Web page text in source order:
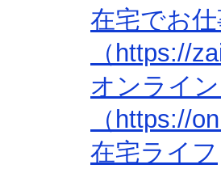
在宅でお
（https://
オンライ
（https://
在宅ライフ